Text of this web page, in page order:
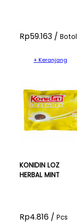
Rp59.163 / Botol
+ Keranjang
KONIDIN LOZ
HERBAL MINT
Rp4.816 / Pcs